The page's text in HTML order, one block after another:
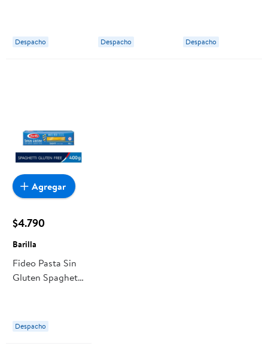
Despacho Despacho Despacho
$4.790
Barilla
Fideo Pasta Sin
Gluten Spaghetti
Despacho
Agregar